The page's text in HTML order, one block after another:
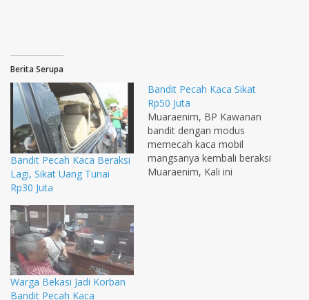
Berita Serupa
Bandit Pecah Kaca Beraksi
Lagi, Sikat Uang Tunai
Rp30 Juta
Bandit Pecah Kaca Sikat
Rp50 Juta
Muaraenim, BP Kawanan
bandit dengan modus
memecah kaca mobil
mangsanya kembali beraksi
Muaraenim, Kali ini
Warga Bekasi Jadi Korban
Bandit Pecah Kaca